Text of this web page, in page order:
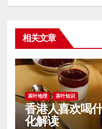
相关文章
茶叶地理 茶叶知识
香港人喜欢喝
化解读